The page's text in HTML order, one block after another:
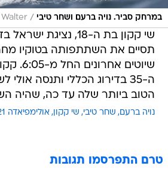
במרחק סביר. נויה ברעם ושחר טיבי /
Walter
שי קקון בת ה-18, נציגת
תסיים את השתתפותה בטוקיו
שיוטים
ה-35 בדירוג הכללי ותנסה
הטוב ביותר שלה עד כה, שהיה השני
נויה ברעם שחר טיבי שי קקון אולימפיאדה 2021
טרם התפרסמו תגובות